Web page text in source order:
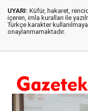
UYARI: Küfür, hakaret,
içeren, imla kuralları ile
Türkçe karakter
onaylanmamaktadır.